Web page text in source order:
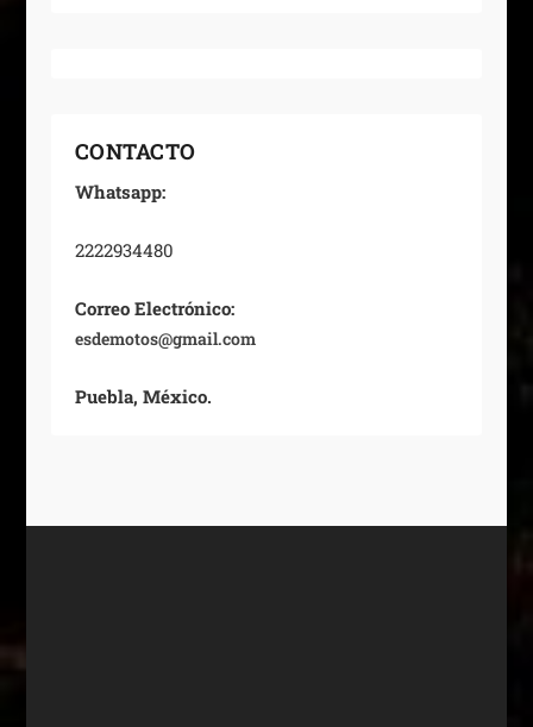
CONTACTO
Whatsapp:
2222934480
Correo Electrónico:
esdemotos@gmail.com
Puebla, México.